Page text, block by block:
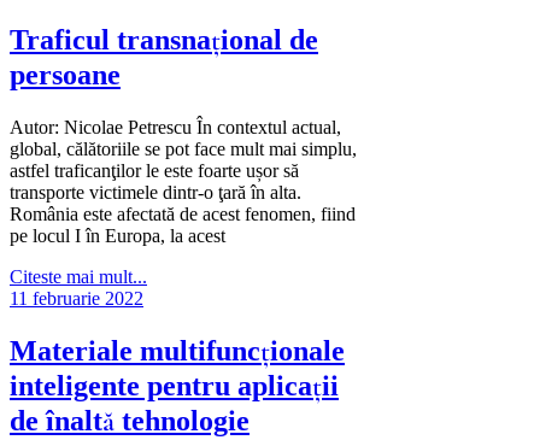
Traficul transnaţional de
persoane
Autor: Nicolae Petrescu În contextul actual,
global, călătoriile se pot face mult mai simplu,
astfel traficanţilor le este foarte ușor să
transporte victimele dintr-o ţară în alta.
România este afectată de acest fenomen, fiind
pe locul I în Europa, la acest
Citeste mai mult...
11 februarie 2022
Materiale multifuncţionale
inteligente pentru aplicaţii
de înaltă tehnologie